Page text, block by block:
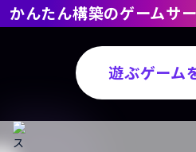
かんたん構築のゲームサ
遊ぶゲーム